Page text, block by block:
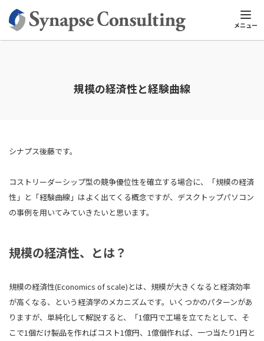
メニュー
シナプスTOP シナプスビジネスナレッジ マーケティングと戦略ス
規模の経済性と経験曲線
シナプス後藤です。
コストリーダーシップ型の競争優位性を確立する場合に、「規模の経済
性」と「経験曲線」はよく出てくる概念ですが、デスクトップパソコン
の事例を用いてみていきたいと思います。
規模の経済性、とは？
規模の経済性(Economics of scale)とは、規模が大きくなると経済効率
が高くなる、という経済学のメカニズムです。いくつかのパターンがあ
りますが、単純化して解説すると、「1億円で工場を立てたとして、そ
こで1個だけ製品を作ればコスト1億円、1億個作れば、一つ当たり1円と